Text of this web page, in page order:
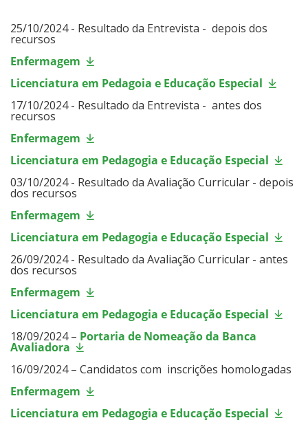
25/10/2024 - Resultado da Entrevista - depois dos
recursos
Enfermagem
Licenciatura em Pedagoia e Educação Especial
17/10/2024 - Resultado da Entrevista - antes dos
recursos
Enfermagem
Licenciatura em Pedagogia e Educação Especial
03/10/2024 - Resultado da Avaliação Curricular - depois
dos recursos
Enfermagem
Licenciatura em Pedagogia e Educação Especial
26/09/2024 - Resultado da Avaliação Curricular - antes
dos recursos
Enfermagem
Licenciatura em Pedagogia e Educação Especial
18/09/2024 – Portaria de Nomeação da Banca
Avaliadora
16/09/2024 – Candidatos com inscrições homologadas
Enfermagem
Licenciatura em Pedagogia e Educação Especial